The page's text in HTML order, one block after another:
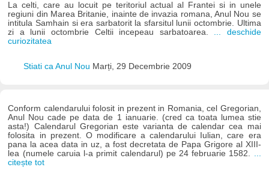
La celti, care au locuit pe teritoriul actual al Frantei si in unele
regiuni din Marea Britanie, inainte de invazia romana, Anul Nou se
intitula Samhain si era sarbatorit la sfarsitul lunii octombrie. Ultima
zi a lunii octombrie Celtii incepeau sarbatoarea. ... deschide
curiozitatea
Stiati ca Anul Nou Marți, 29 Decembrie 2009
Conform calendarului folosit in prezent in Romania, cel Gregorian,
Anul Nou cade pe data de 1 ianuarie. (cred ca toata lumea stie
asta!) Calendarul Gregorian este varianta de calendar cea mai
folosita in prezent. O modificare a calendarului Iulian, care era
pana la acea data in uz, a fost decretata de Papa Grigore al XIII-
lea (numele caruia l-a primit calendarul) pe 24 februarie 1582.
citește tot